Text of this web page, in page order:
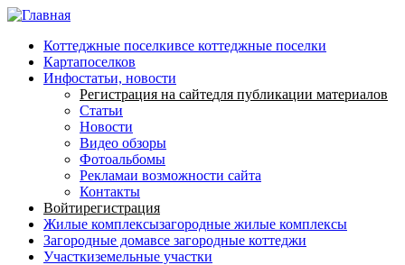
Перейти к основному содержанию
Коттеджные поселкивсе коттеджные поселки
Картапоселков
Инфостатьи, новости
Регистрация на сайтедля публикации материалов
Статьи
Новости
Видео обзоры
Фотоальбомы
Рекламаи возможности сайта
Контакты
Войтирегистрация
Жилые комплексызагородные жилые комплексы
Загородные домавсе загородные коттеджи
Участкиземельные участки